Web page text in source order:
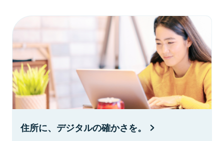
住所に、デジタルの確かさを。